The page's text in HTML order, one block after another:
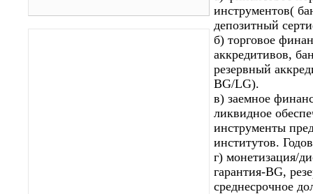
инструментов(
депозитный
б) торговое
аккредитивов,
резервный
BG/LG).
в) заемное
ликвидное
инструменты
институтов.
г) монетизация/
гарантия-BG,
среднесрочное